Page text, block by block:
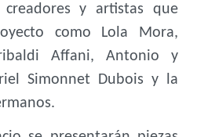
y artistas que
como Lola Mora,
Affani, Antonio y
Simonnet Dubois y la